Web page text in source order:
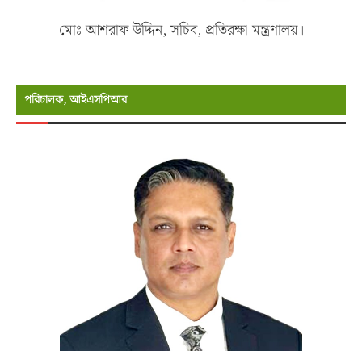
মোঃ আশরাফ উদ্দিন, সচিব, প্রতিরক্ষা মন্ত্রণালয়।
পরিচালক, আইএসপিআর